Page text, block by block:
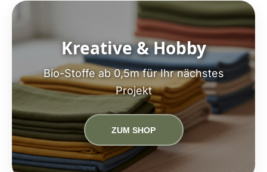
Kreative & Hobby
Bio-Stoffe ab 0,5m für Ihr nächstes
Projekt
ZUM SHOP